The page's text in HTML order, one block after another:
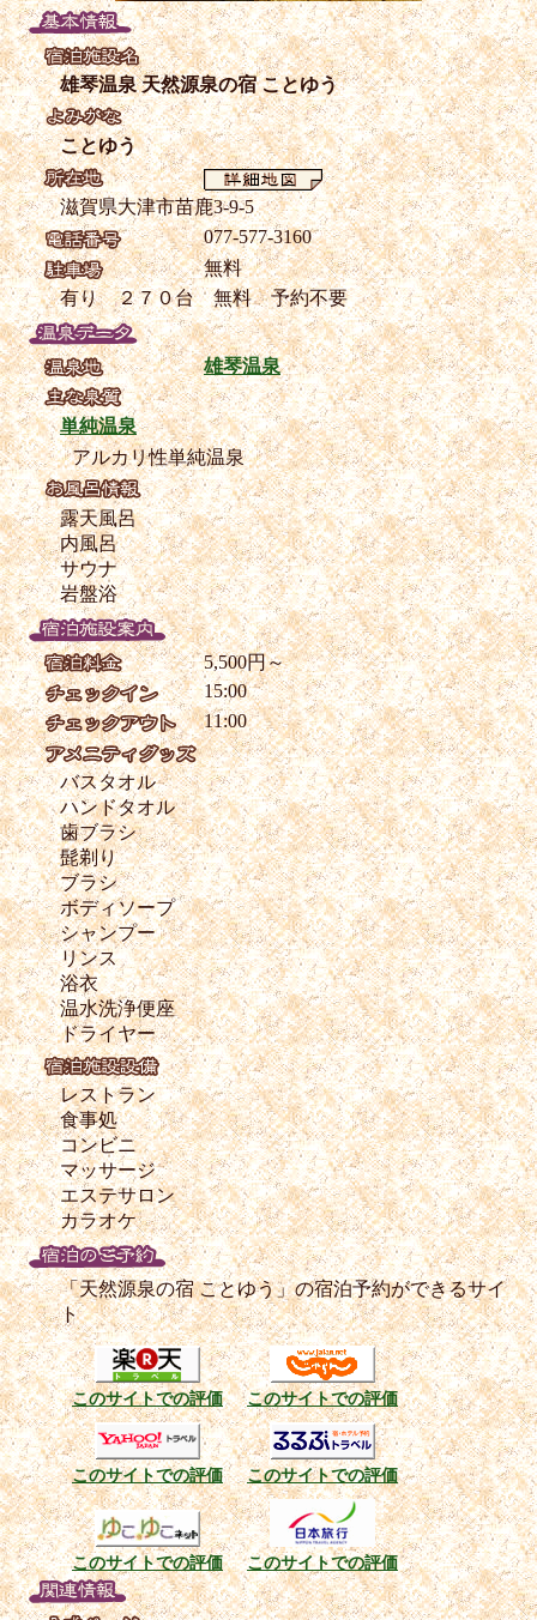
雄琴温泉 天然源泉の宿 ことゆう
ことゆう
滋賀県大津市苗鹿3-9-5
077-577-3160
無料
有り ２７０台 無料 予約不要
雄琴温泉
単純温泉
アルカリ性単純温泉
露天風呂
内風呂
サウナ
岩盤浴
5,500円～
15:00
11:00
バスタオル
ハンドタオル
歯ブラシ
髭剃り
ブラシ
ボディソープ
シャンプー
リンス
浴衣
温水洗浄便座
ドライヤー
レストラン
食事処
コンビニ
マッサージ
エステサロン
カラオケ
「天然源泉の宿 ことゆう」の宿泊予約ができるサイ
ト
このサイトでの評価 このサイトでの評価
このサイトでの評価 このサイトでの評価
このサイトでの評価 このサイトでの評価